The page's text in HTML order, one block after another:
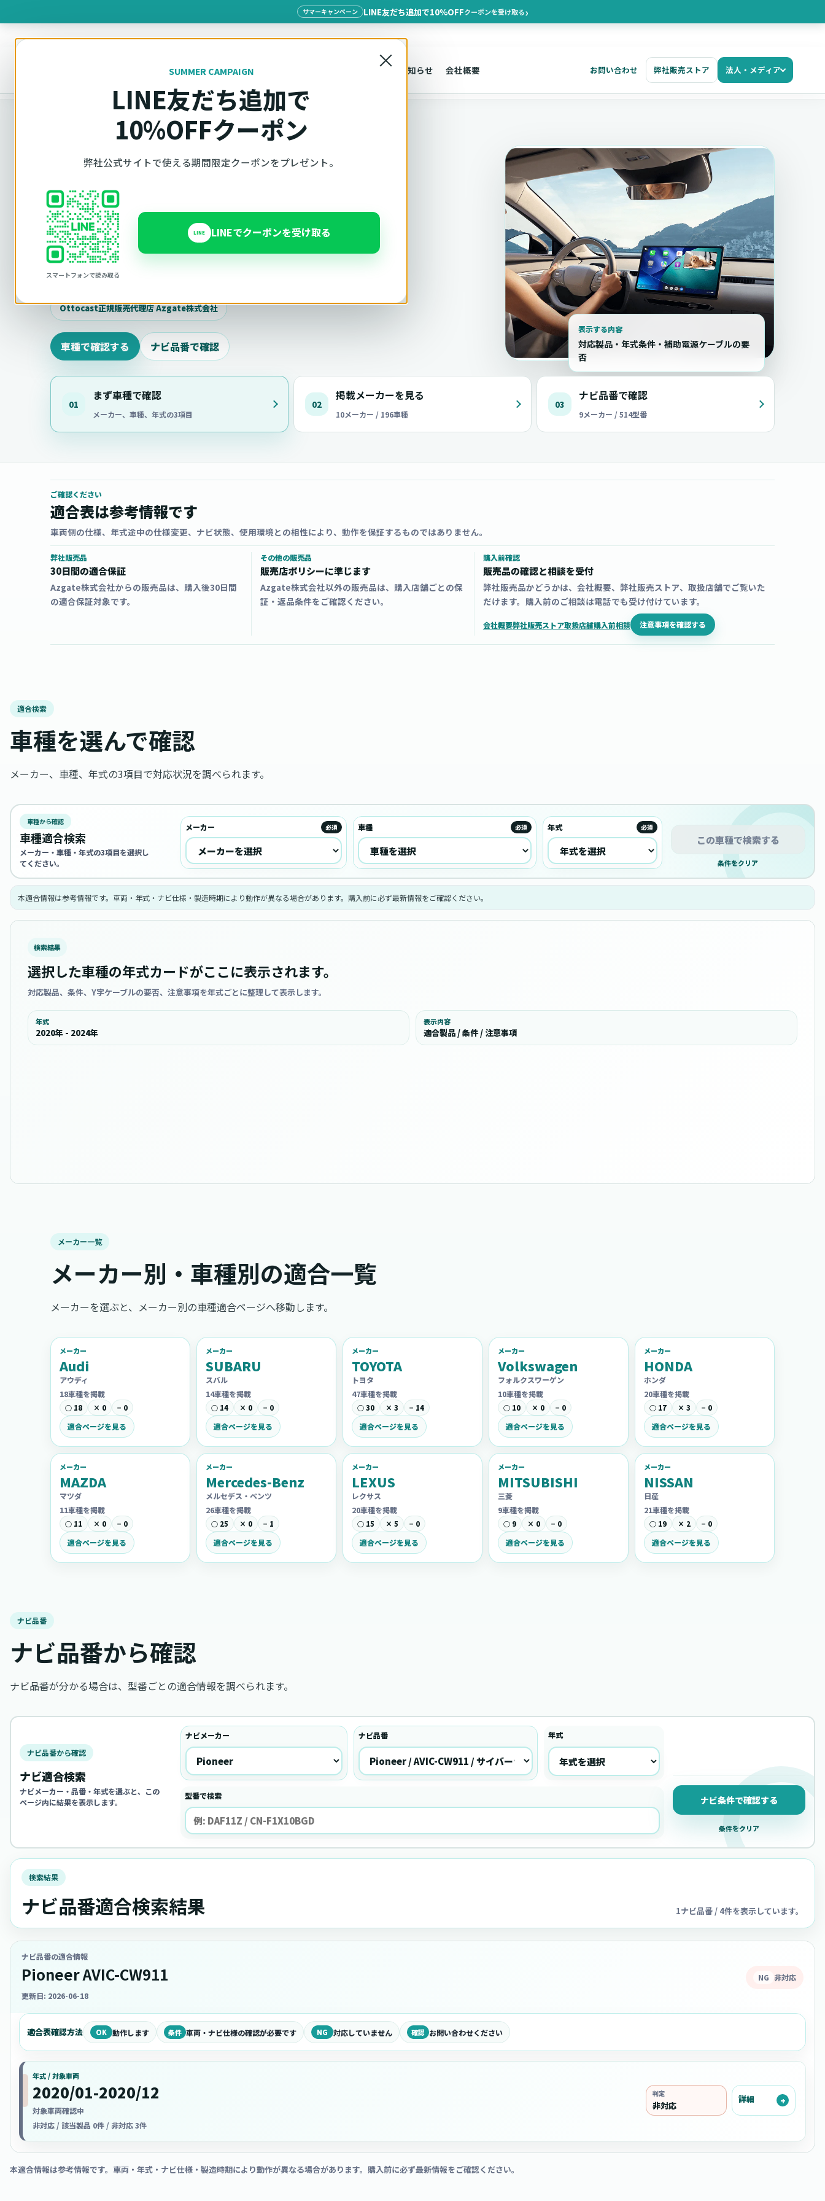
サマーキャンペーン LINE友だち追加で10%OFFクーポンを受け取る
×
SUMMER CAMPAIGN
LINE友だち追加で
10%OFFクーポン
弊社公式サイトで使える期間限定クーポンをプレゼント。
スマートフォンで読み取る
LINE LINEでクーポンを受け取る
製品を探す サポート お知らせ 会社概要 お問い合わせ 弊社販売ストア
法人・メディア
車種と年式で適合確認
Ottocast（オットキャスト）の対応製品、条件、注意事項をこのページ
内で見られます。 迷った場合は、車種と年式を選んだ状態でそのままご
相談ください。
Ottocast正規販売代理店 Azgate株式会社
車種で確認する ナビ品番で確認
表示する内容
対応製品・年式条件・補助電源ケーブルの要
否
01
まず車種で確認
メーカー、車種、年式の3項目
02
掲載メーカーを見る
10メーカー / 196車種
03
ナビ品番で確認
9メーカー / 514型番
ご確認ください
適合表は参考情報です
車両側の仕様、年式途中の仕様変更、ナビ状態、使用環境との相性により、動作を保証するものではありません。
弊社販売品
30日間の適合保証
Azgate株式会社からの販売品は、購入後30日間
の適合保証対象です。
その他の販売品
販売店ポリシーに準じます
Azgate株式会社以外の販売品は、購入店舗ごとの保
証・返品条件をご確認ください。
購入前確認
販売品の確認と相談を受付
弊社販売品かどうかは、会社概要、弊社販売ストア、取扱店舗でご覧いた
だけます。購入前のご相談は電話でも受け付けています。
会社概要弊社販売ストア取扱店舗購入前相談 注意事項を確認する
適合検索
車種を選んで確認
メーカー、車種、年式の3項目で対応状況を調べられます。
車種から確認
車種適合検索
メーカー・車種・年式の3項目を選択し
てください。
メーカー 必須 車種 必須 年式 必須
この車種で検索する
条件をクリア
本適合情報は参考情報です。車両・年式・ナビ仕様・製造時期により動作が異なる場合があります。購入前に必ず最新情報をご確認ください。
検索結果
選択した車種の年式カードがここに表示されます。
対応製品、条件、Y字ケーブルの要否、注意事項を年式ごとに整理して表示します。
年式
2020年 - 2024年
表示内容
適合製品 / 条件 / 注意事項
メーカー一覧
メーカー別・車種別の適合一覧
メーカーを選ぶと、メーカー別の車種適合ページへ移動します。
メーカー
Audi
アウディ
18車種を掲載
○ 18 × 0 − 0
適合ページを見る
メーカー
SUBARU
スバル
14車種を掲載
○ 14 × 0 − 0
適合ページを見る
メーカー
TOYOTA
トヨタ
47車種を掲載
○ 30 × 3 − 14
適合ページを見る
メーカー
Volkswagen
フォルクスワーゲン
10車種を掲載
○ 10 × 0 − 0
適合ページを見る
メーカー
HONDA
ホンダ
20車種を掲載
○ 17 × 3 − 0
適合ページを見る
メーカー
MAZDA
マツダ
11車種を掲載
○ 11 × 0 − 0
適合ページを見る
メーカー
Mercedes-Benz
メルセデス・ベンツ
26車種を掲載
○ 25 × 0 − 1
適合ページを見る
メーカー
LEXUS
レクサス
20車種を掲載
○ 15 × 5 − 0
適合ページを見る
メーカー
MITSUBISHI
三菱
9車種を掲載
○ 9 × 0 − 0
適合ページを見る
メーカー
NISSAN
日産
21車種を掲載
○ 19 × 2 − 0
適合ページを見る
ナビ品番
ナビ品番から確認
ナビ品番が分かる場合は、型番ごとの適合情報を調べられます。
ナビ品番から確認
ナビ適合検索
ナビメーカー・品番・年式を選ぶと、この
ページ内に結果を表示します。
ナビメーカー ナビ品番 年式
型番で検索 ナビ条件で確認する
条件をクリア
検索結果
ナビ品番適合検索結果 1ナビ品番 / 4件を表示しています。
ナビ品番の適合情報
Pioneer AVIC-CW911
更新日: 2026-06-18
NG 非対応
適合表確認方法 OK 動作します 条件 車両・ナビ仕様の確認が必要です NG 対応していません 確認 お問い合わせください
年式 / 対象車両
2020/01-2020/12
対象車両確認中
非対応 / 該当製品 0件 / 非対応 3件
判定
非対応
詳細
本適合情報は参考情報です。車両・年式・ナビ仕様・製造時期により動作が異なる場合があります。購入前に必ず最新情報をご確認ください。